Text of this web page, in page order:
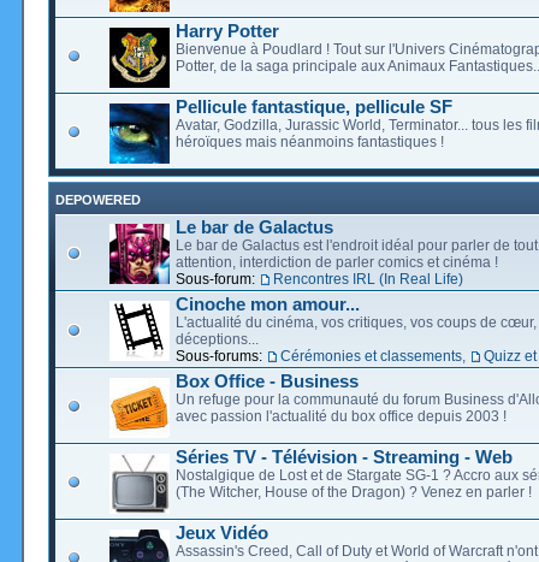
Harry Potter
Bienvenue à Poudlard ! Tout sur l'Univers
Potter, de la saga principale aux Animaux
Pellicule fantastique, pellicule SF
Avatar, Godzilla, Jurassic World, Terminator... tous les
héroïques mais néanmoins fantastiques !
DEPOWERED
Le bar de Galactus
Le bar de Galactus est l'endroit idéal pour parler de
attention, interdiction de parler comics et cinéma !
Sous-forum:
Rencontres IRL (In Real Life)
Cinoche mon amour...
L'actualité du cinéma, vos critiques, vos coups de cœur,
déceptions...
Sous-forums:
Cérémonies et classements Quizz
Box Office - Business
Un refuge pour la communauté du forum Business
avec passion l'actualité du box office depuis 2003 !
Séries TV - Télévision - Streaming - Web
Nostalgique de Lost et de Stargate SG-1 ? Accro aux
(The Witcher, House of the Dragon) ? Venez en parler !
Jeux Vidéo
Assassin's Creed, Call of Duty et World of Warcraft